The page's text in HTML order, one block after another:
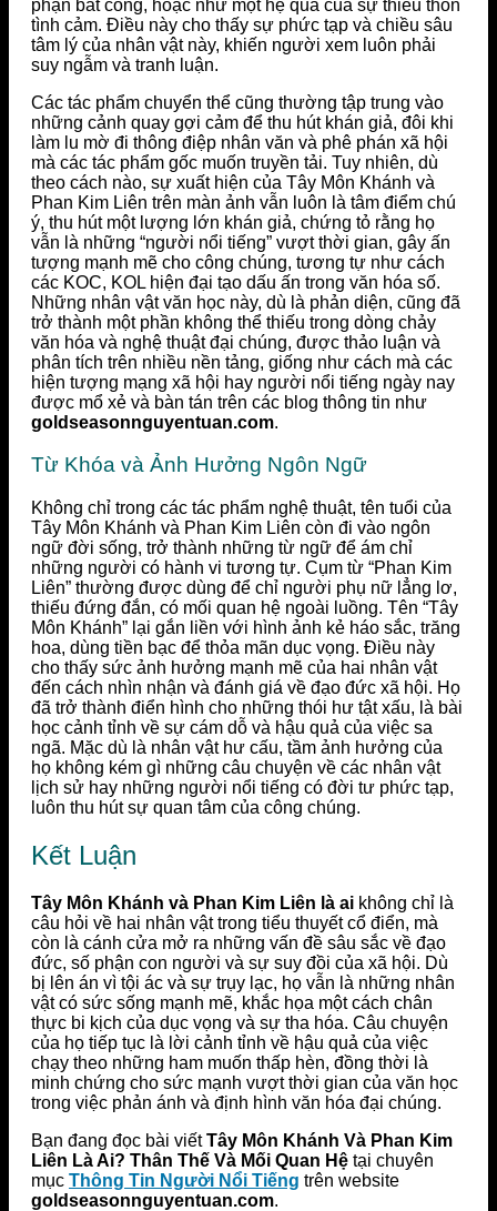
phận bất công, hoặc như một hệ quả của sự thiếu thốn
tình cảm. Điều này cho thấy sự phức tạp và chiều sâu
tâm lý của nhân vật này, khiến người xem luôn phải
suy ngẫm và tranh luận.
Các tác phẩm chuyển thể cũng thường tập trung vào
những cảnh quay gợi cảm để thu hút khán giả, đôi khi
làm lu mờ đi thông điệp nhân văn và phê phán xã hội
mà các tác phẩm gốc muốn truyền tải. Tuy nhiên, dù
theo cách nào, sự xuất hiện của Tây Môn Khánh và
Phan Kim Liên trên màn ảnh vẫn luôn là tâm điểm chú
ý, thu hút một lượng lớn khán giả, chứng tỏ rằng họ
vẫn là những “người nổi tiếng” vượt thời gian, gây ấn
tượng mạnh mẽ cho công chúng, tương tự như cách
các KOC, KOL hiện đại tạo dấu ấn trong văn hóa số.
Những nhân vật văn học này, dù là phản diện, cũng đã
trở thành một phần không thể thiếu trong dòng chảy
văn hóa và nghệ thuật đại chúng, được thảo luận và
phân tích trên nhiều nền tảng, giống như cách mà các
hiện tượng mạng xã hội hay người nổi tiếng ngày nay
được mổ xẻ và bàn tán trên các blog thông tin như
goldseasonnguyentuan.com.
Từ Khóa và Ảnh Hưởng Ngôn Ngữ
Không chỉ trong các tác phẩm nghệ thuật, tên tuổi của
Tây Môn Khánh và Phan Kim Liên còn đi vào ngôn
ngữ đời sống, trở thành những từ ngữ để ám chỉ
những người có hành vi tương tự. Cụm từ “Phan Kim
Liên” thường được dùng để chỉ người phụ nữ lẳng lơ,
thiếu đứng đắn, có mối quan hệ ngoài luồng. Tên “Tây
Môn Khánh” lại gắn liền với hình ảnh kẻ háo sắc, trăng
hoa, dùng tiền bạc để thỏa mãn dục vọng. Điều này
cho thấy sức ảnh hưởng mạnh mẽ của hai nhân vật
đến cách nhìn nhận và đánh giá về đạo đức xã hội. Họ
đã trở thành điển hình cho những thói hư tật xấu, là bài
học cảnh tỉnh về sự cám dỗ và hậu quả của việc sa
ngã. Mặc dù là nhân vật hư cấu, tầm ảnh hưởng của
họ không kém gì những câu chuyện về các nhân vật
lịch sử hay những người nổi tiếng có đời tư phức tạp,
luôn thu hút sự quan tâm của công chúng.
Kết Luận
Tây Môn Khánh và Phan Kim Liên là ai không chỉ là
câu hỏi về hai nhân vật trong tiểu thuyết cổ điển, mà
còn là cánh cửa mở ra những vấn đề sâu sắc về đạo
đức, số phận con người và sự suy đồi của xã hội. Dù
bị lên án vì tội ác và sự trụy lạc, họ vẫn là những nhân
vật có sức sống mạnh mẽ, khắc họa một cách chân
thực bi kịch của dục vọng và sự tha hóa. Câu chuyện
của họ tiếp tục là lời cảnh tỉnh về hậu quả của việc
chạy theo những ham muốn thấp hèn, đồng thời là
minh chứng cho sức mạnh vượt thời gian của văn học
trong việc phản ánh và định hình văn hóa đại chúng.
Bạn đang đọc bài viếtTây Môn Khánh Và Phan Kim
Liên Là Ai? Thân Thế Và Mối Quan Hệ tại chuyên
mục Thông Tin Người Nổi Tiếng trên website
goldseasonnguyentuan.com.